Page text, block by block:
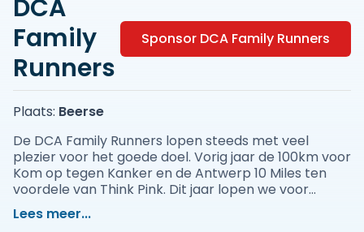
DCA
Family
Runners
Sponsor DCA Family Runners
Plaats: Beerse
De DCA Family Runners lopen steeds met veel
plezier voor het goede doel. Vorig jaar de 100km voor
Kom op tegen Kanker en de Antwerp 10 Miles ten
voordele van Think Pink. Dit jaar lopen we voor
CliniClowns. Uw donatie helpt de CliniClowns in het
brengen van broodnodige geluksmomenten aan
Lees meer...